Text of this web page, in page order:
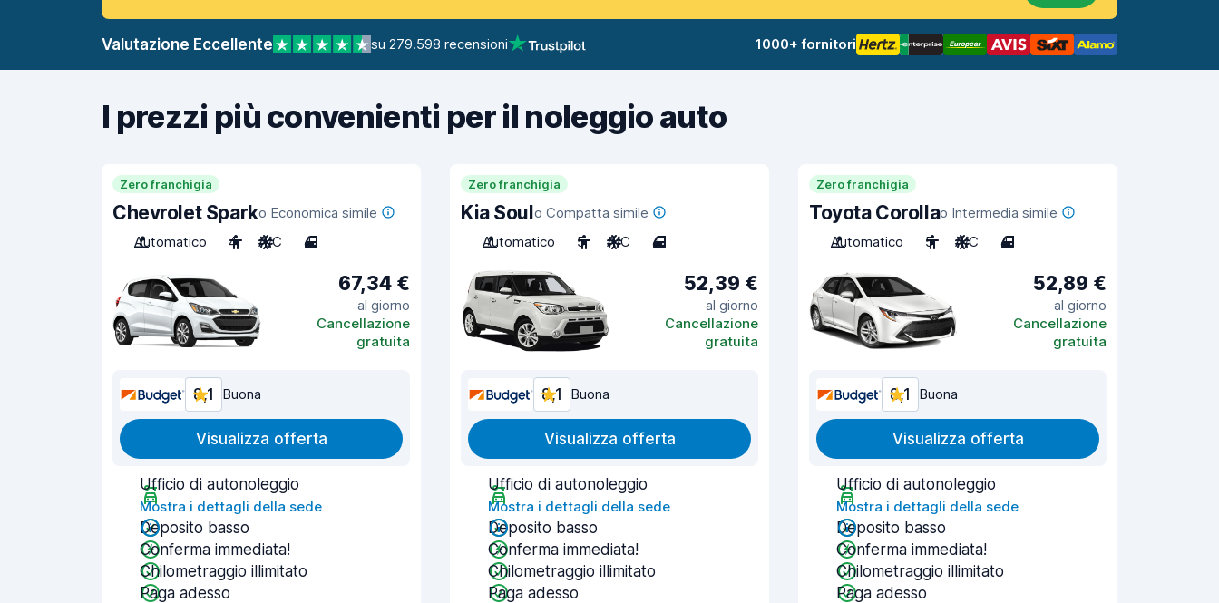
Valutazione Eccellente su 279.598 recensioni 1000+ fornitori
I prezzi più convenienti per il noleggio auto
Zero franchigia
Chevrolet Sparko Economica simile
Automatico
4 A/C 4
67,34 €
al giorno
Cancellazione
gratuita
8,1 Buona
Visualizza offerta
Ufficio di autonoleggio
Mostra i dettagli della sede
Deposito basso
Conferma immediata!
Chilometraggio illimitato
Paga adesso
Zero franchigia
Kia Soulo Compatta simile
Automatico
5 A/C 4
52,39 €
al giorno
Cancellazione
gratuita
8,1 Buona
Visualizza offerta
Ufficio di autonoleggio
Mostra i dettagli della sede
Deposito basso
Conferma immediata!
Chilometraggio illimitato
Paga adesso
Zero franchigia
Toyota Corollao Intermedia simile
Automatico
5 A/C 4
52,89 €
al giorno
Cancellazione
gratuita
8,1 Buona
Visualizza offerta
Ufficio di autonoleggio
Mostra i dettagli della sede
Deposito basso
Conferma immediata!
Chilometraggio illimitato
Paga adesso